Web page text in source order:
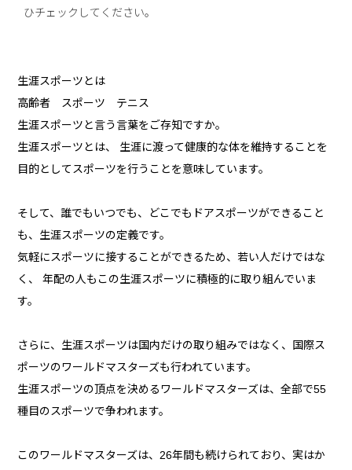
ひチェックしてください。
生涯スポーツとは
高齢者 スポーツ テニス
生涯スポーツと言う言葉をご存知ですか。
生涯スポーツとは、 生涯に渡って健康的な体を維持することを
目的としてスポーツを行うことを意味しています。
そして、誰でもいつでも、どこでもドアスポーツができること
も、生涯スポーツの定義です。
気軽にスポーツに接することができるため、若い人だけではな
く、 年配の人もこの生涯スポーツに積極的に取り組んでいま
す。
さらに、生涯スポーツは国内だけの取り組みではなく、国際ス
ポーツのワールドマスターズも行われています。
生涯スポーツの頂点を決めるワールドマスターズは、全部で55
種目のスポーツで争われます。
このワールドマスターズは、26年間も続けられており、実はか